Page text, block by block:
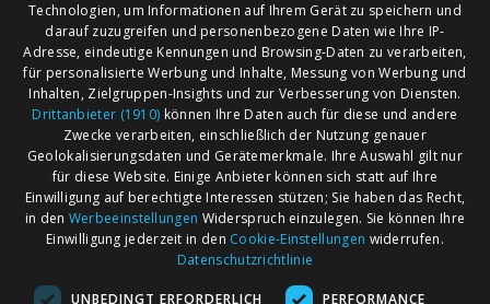
AGB
Impressum
Kontakt
Märkte nach Bundesländern
Märkte nach PLZ
Märkte nach Umkreis
Flohmarkt
Technologien, um Informationen auf Ihrem Gerät zu speichern und
darauf zuzugreifen und personenbezogene Daten wie Ihre IP-
Adresse, eindeutige Kennungen und Browsing-Daten zu verarbeiten,
für personalisierte Werbung und Inhalte, Messung von Werbung und
Inhalten, Zielgruppen-Insights und zur Verbesserung von Diensten.
Drittanbieter (1910) können Ihre Daten auch für diese und andere
Zwecke verarbeiten, einschließlich der Nutzung genauer
Geolokalisierungsdaten und Gerätemerkmale. Ihre Auswahl gilt nur
für diese Website. Einige Anbieter können sich statt auf Ihre
Einwilligung auf berechtigte Interessen stützen; Sie haben das Recht,
in den Werbeeinstellungen Widerspruch einzulegen. Sie können Ihre
Einwilligung jederzeit in den Cookie-Einstellungen widerrufen.
Datenschutzrichtlinie
UNBEDINGT ERFORDERLICH PERFORMANCE